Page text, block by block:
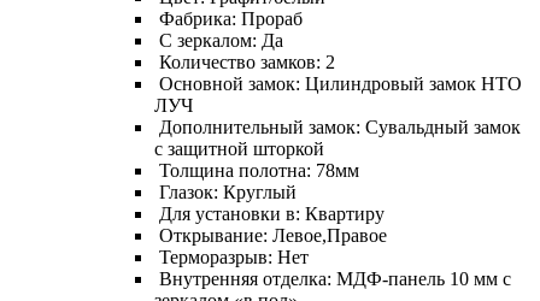
Фабрика: Прораб
С зеркалом: Да
Количество замков: 2
Основной замок: Цилиндровый замок НТО
ЛУЧ
Дополнительный замок: Сувальдный замок
с защитной шторкой
Толщина полотна: 78мм
Глазок: Круглый
Для установки в: Квартиру
Открывание: Левое,Правое
Терморазрыв: Нет
Внутренняя отделка: МДФ-панель 10 мм с